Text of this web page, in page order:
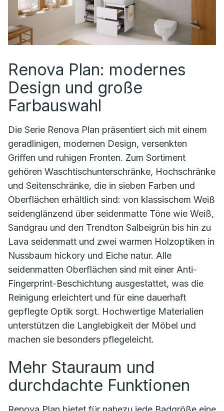
Renova Plan: modernes
Design und große
Farbauswahl
Die Serie Renova Plan präsentiert sich mit einem
geradlinigen, modernen Design, versenkten
Griffen und ruhigen Fronten. Zum Sortiment
gehören Waschtischunterschränke, Hochschränke
und Seitenschränke, die in sieben Farben und
Oberflächen erhältlich sind: von klassischem Weiß
seidenglänzend über seidenmatte Töne wie Weiß,
Sandgrau und den Trendton Salbeigrün bis hin zu
Lava seidenmatt und zwei warmen Holzoptiken in
Nussbaum hickory und Eiche natur. Alle
seidenmatten Oberflächen sind mit einer Anti-
Fingerprint-Beschichtung ausgestattet, was die
Reinigung erleichtert und für eine dauerhaft
gepflegte Optik sorgt. Hochwertige Materialien
unterstützen die Langlebigkeit der Möbel und
machen sie besonders pflegeleicht.
Mehr Stauraum und
durchdachte Funktionen